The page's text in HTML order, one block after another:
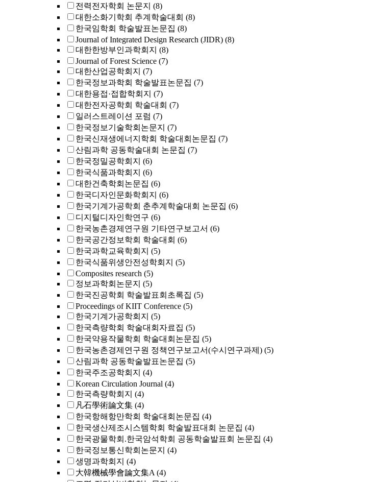
전력전자학회 논문지 (8)
대한소화기학회 추계학술대회 (8)
한국임학회 학술발표논문집 (8)
Journal of Integrated Design Research (JIDR) (8)
대한한방부인과학회지 (8)
Journal of Forest Science (7)
대한산업공학회지 (7)
한국정보과학회 학술발표논문집 (7)
대한용접·접합학회지 (7)
대한전자공학회 학술대회 (7)
일러스트레이션 포럼 (7)
한국정보기술학회논문지 (7)
한국신재생에너지학회 학술대회논문집 (7)
산림과학 공동학술대회 논문집 (7)
한국정밀공학회지 (6)
한국식품과학회지 (6)
대한건축학회논문집 (6)
한국디자인문화학회지 (6)
한국기계가공학회 춘추계학술대회 논문집 (6)
디지털디자인학연구 (6)
한국농촌경제연구원 기타연구보고서 (6)
한국공간정보학회 학술대회 (6)
한국과학교육학회지 (5)
한국식품위생안전성학회지 (5)
Composites research (5)
정보과학회논문지 (5)
한국진공학회 학술발표회초록집 (5)
Proceedings of KIIT Conference (5)
한국기계가공학회지 (5)
한국측량학회 학술대회자료집 (5)
한국약용작물학회 학술대회논문집 (5)
한국농촌경제연구원 정책연구보고서(수시연구과제) (5)
산림과학 공동학술발표논문집 (5)
한국주조공학회지 (4)
Korean Circulation Journal (4)
한국측량학회지 (4)
凡石學術論文集 (4)
한국항해항만학회 학술대회논문집 (4)
한국생산제조시스템학회 학술발표대회 논문집 (4)
한국광물학회.한국암석학회 공동학술발표회 논문집 (4)
한국정보통신학회논문지 (4)
생명과학회지 (4)
大韓機械學會論文集A (4)